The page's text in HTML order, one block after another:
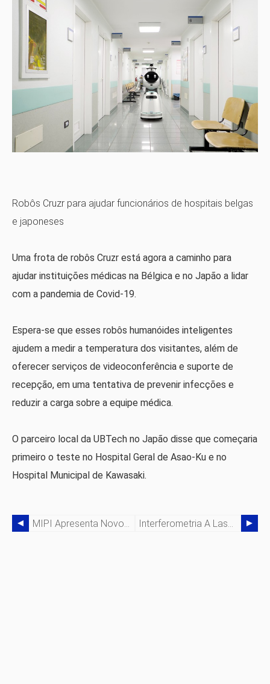
Robôs Cruzr para ajudar funcionários de hospitais belgas
e japoneses
Uma frota de robôs Cruzr está agora a caminho para
ajudar instituições médicas na Bélgica e no Japão a lidar
com a pandemia de Covid-19.
Espera-se que esses robôs humanóides inteligentes
ajudem a medir a temperatura dos visitantes, além de
oferecer serviços de videoconferência e suporte de
recepção, em uma tentativa de prevenir infecções e
reduzir a carga sobre a equipe médica.
O parceiro local da UBTech no Japão disse que começaria
primeiro o teste no Hospital Geral de Asao-Ku e no
Hospital Municipal de Kawasaki.
MIPI Apresenta Novo Padrão De Comunicação De Dados Interferometria A Laser:uma Tecnologia Capacitadora Para Fabricação Automatizada Otimizada